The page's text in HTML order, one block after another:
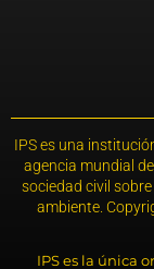
IPS es una
agencia mundial
sociedad civil
ambiente.
IPS es la única